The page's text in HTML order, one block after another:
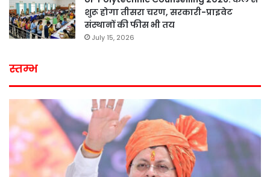
शुरू होगा तीसरा चरण, सरकारी-प्राइवेट
संस्थानों की फीस भी तय
July 15, 2026
स्तम्भ